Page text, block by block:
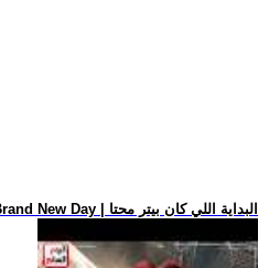
.. فيلم Spider-Man: Brand New Day | البداية اللي كان بيتر محتا